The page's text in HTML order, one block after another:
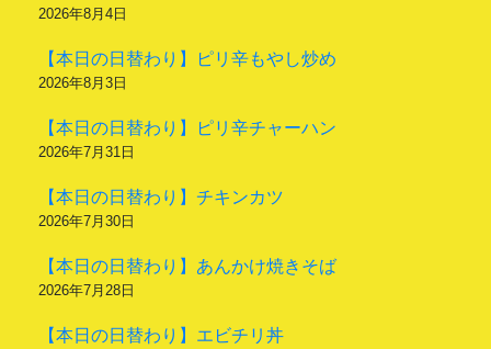
2026年8月4日
【本日の日替わり】ピリ辛もやし炒め
2026年8月3日
【本日の日替わり】ピリ辛チャーハン
2026年7月31日
【本日の日替わり】チキンカツ
2026年7月30日
【本日の日替わり】あんかけ焼きそば
2026年7月28日
【本日の日替わり】エビチリ丼